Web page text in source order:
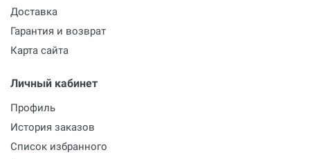
Доставка
Гарантия и возврат
Карта сайта
Личный кабинет
Профиль
История заказов
Список избранного